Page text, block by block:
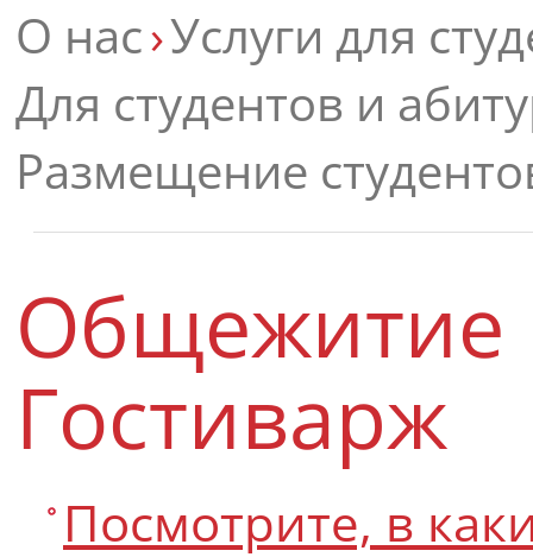
О нас Услуги для
Для студентов и
Размещение
Общежитие
Гостиварж
Посмотрите, в